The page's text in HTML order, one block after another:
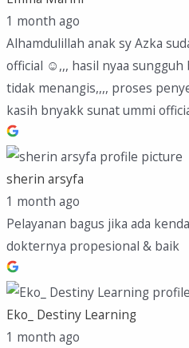
1 month ago
Alhamdulillah anak sy Azka
official ☺️,,, hasil nyaa sungguh
tidak menangis,,,, proses
kasih bnyakk sunat ummi
sherin arsyfa
1 month ago
Pelayanan bagus jika ada
dokternya propesional & baik
Eko_ Destiny Learning
1 month ago